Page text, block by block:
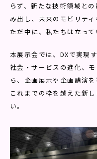
らず、新たな技術領域と
み出し、未来のモビリテ
ただ中に、私たちは立って
本展示会では、DXで実現
社会・サービスの進化、
ら、企画展示や企画講演を
これまでの枠を越えた新
い。